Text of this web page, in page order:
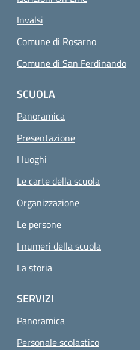
Invalsi
Comune di Rosarno
Comune di San Ferdinando
SCUOLA
Panoramica
Presentazione
I luoghi
Le carte della scuola
Organizzazione
Le persone
I numeri della scuola
La storia
SERVIZI
Panoramica
Personale scolastico